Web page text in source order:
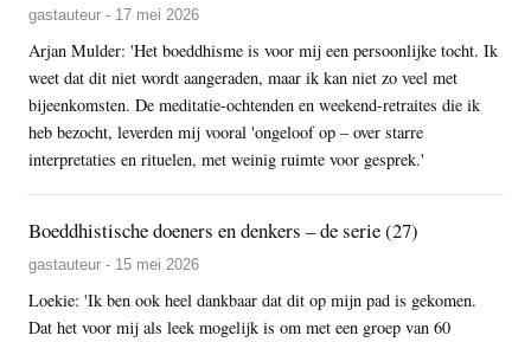
gastauteur - 17 mei 2026
Arjan Mulder: 'Het boeddhisme is voor mij een persoonlijke tocht. Ik
weet dat dit niet wordt aangeraden, maar ik kan niet zo veel met
bijeenkomsten. De meditatie-ochtenden en weekend-retraites die ik
heb bezocht, leverden mij vooral 'ongeloof op – over starre
interpretaties en rituelen, met weinig ruimte voor gesprek.'
Boeddhistische doeners en denkers – de serie (27)
gastauteur - 15 mei 2026
Loekie: 'Ik ben ook heel dankbaar dat dit op mijn pad is gekomen.
Dat het voor mij als leek mogelijk is om met een groep van 60